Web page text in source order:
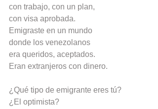
con trabajo, con un plan,
con visa aprobada.
Emigraste en un mundo
donde los venezolanos
era queridos, aceptados.
Eran extranjeros con dinero.
¿Qué tipo de emigrante eres tú?
¿El optimista?